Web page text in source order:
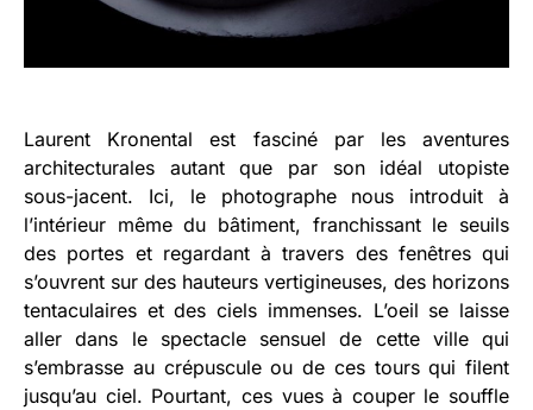
Laurent Kronental est fasciné par les aventures
architecturales autant que par son idéal utopiste
sous-jacent. Ici, le photographe nous introduit à
l’intérieur même du bâtiment, franchissant le seuils
des portes et regardant à travers des fenêtres qui
s’ouvrent sur des hauteurs vertigineuses, des horizons
tentaculaires et des ciels immenses. L’oeil se laisse
aller dans le spectacle sensuel de cette ville qui
s’embrasse au crépuscule ou de ces tours qui filent
jusqu’au ciel. Pourtant, ces vues à couper le souffle